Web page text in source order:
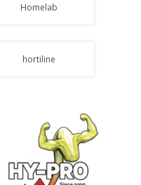
Homelab
hortiline